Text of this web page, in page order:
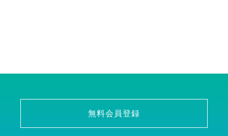
無料会員登録